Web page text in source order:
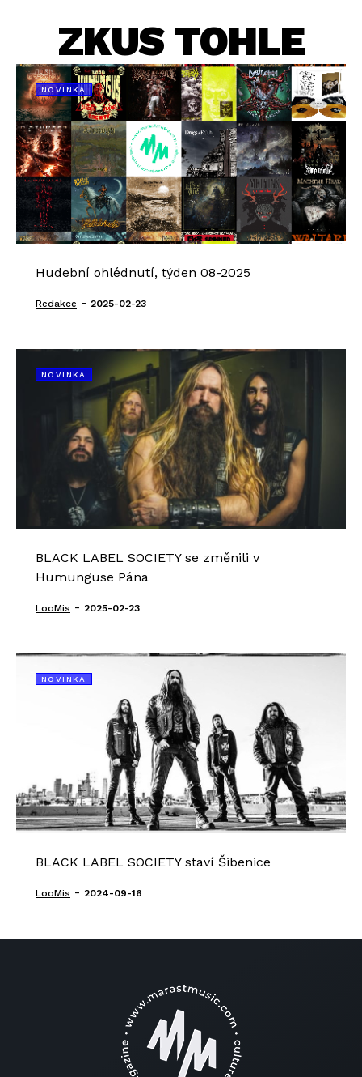
ZKUS TOHLE
NOVINKA
Hudební ohlédnutí, týden 08-2025
Redakce - 2025-02-23
NOVINKA
BLACK LABEL SOCIETY se změnili v
Humunguse Pána
LooMis - 2025-02-23
NOVINKA
BLACK LABEL SOCIETY staví Šibenice
LooMis - 2024-09-16